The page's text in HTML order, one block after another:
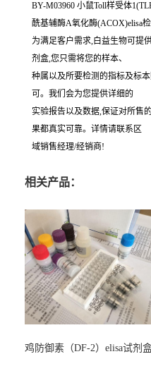
BY-M03960 小鼠Toll样受体
酰基辅酶A氧化酶(ACOX)elisa
为满足客户需求,白益生物可提
剂盒,您只需将您的样本、
种属以及所要检测的指标及标
可。我们会为您提供详细的
实验报告以及数据,保证对所售
果都真实可靠。详情请联系区
域销售经理/经销商!
相关产品：
鸡防御素（DF-2）elisa试剂